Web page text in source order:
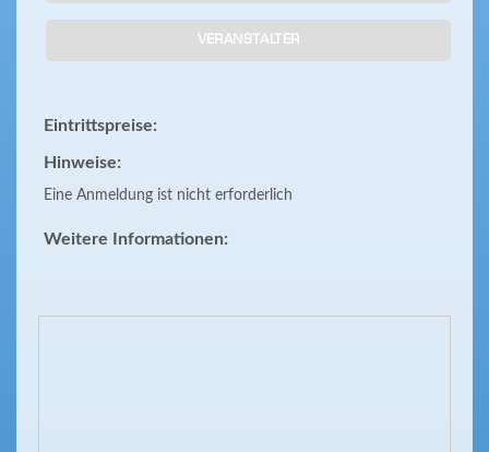
VERANSTALTER
Eintrittspreise:
Hinweise:
Eine Anmeldung ist nicht erforderlich
Weitere Informationen: